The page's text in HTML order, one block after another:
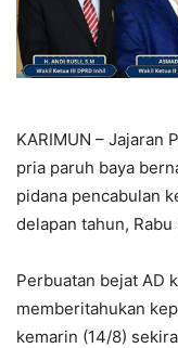
KARIMUN – Jajaran
pria paruh baya
pidana pencabulan
delapan tahun, Rabu
Perbuatan bejat AD
memberitahukan
kemarin (14/8)